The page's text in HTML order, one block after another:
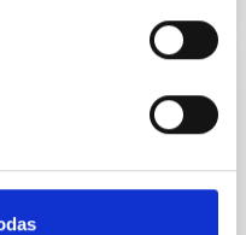
de León,
en la categoría